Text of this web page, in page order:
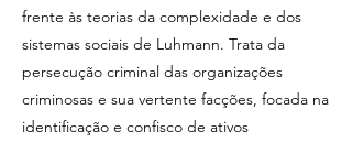
frente às teorias da complexidade e dos
sistemas sociais de Luhmann. Trata da
persecução criminal das organizações
criminosas e sua vertente facções, focada na
identificação e confisco de ativos